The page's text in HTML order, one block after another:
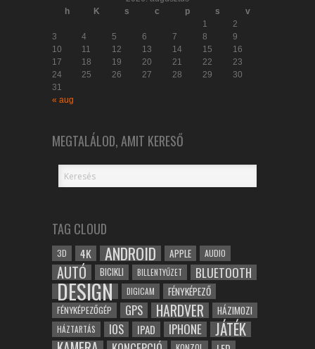
h
K s c p s
v
1
2
3
4 5 6 7 8
9
10
11 12 13 14 15
16
17
18 19 20 21 22
23
24
25 26 27 28 29
30
31
« aug
MEGTALÁLOD, AMIT KERESŐ
TAG CLOUD
3D 4K ANDROID APPLE AUDIO
AUTÓ BICIKLI BILLENTYŰZET BLUETOOTH
DESIGN DIGICAM FÉNYKÉPEZŐ
FÉNYKÉPEZŐGÉP GPS HARDVER HÁZIMOZI
HÁZTARTÁS IOS IPAD IPHONE JÁTÉK